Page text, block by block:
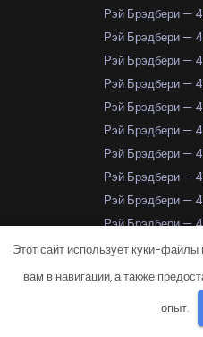
Рэй Брэдбери —
Рэй Брэдбери —
Рэй Брэдбери —
Рэй Брэдбери —
Рэй Брэдбери —
Рэй Брэдбери —
Рэй Брэдбери —
Рэй Брэдбери —
Рэй Брэдбери —
Рэй Брэдбери —
Рэй Брэдбери —
Рэй Брэдбери —
Рэй Брэдбери —
Рэй Брэдбери —
Этот сайт использует куки-файлы
вам в навигации, а также
опыт.